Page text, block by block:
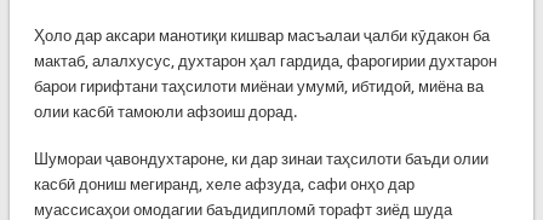
Ҳоло дар аксари манотиқи кишвар масъалаи ҷалби кӯдакон ба
мактаб, алалхусус, духтарон ҳал гардида, фарогирии духтарон
барои гирифтани таҳсилоти миёнаи умумӣ, ибтидоӣ, миёна ва
олии касбӣ тамоюли афзоиш дорад.
Шумораи ҷавондухтароне, ки дар зинаи таҳсилоти баъди олии
касбӣ дониш мегиранд, хеле афзуда, сафи онҳо дар
муассисаҳои омодагии баъдидипломӣ торафт зиёд шуда